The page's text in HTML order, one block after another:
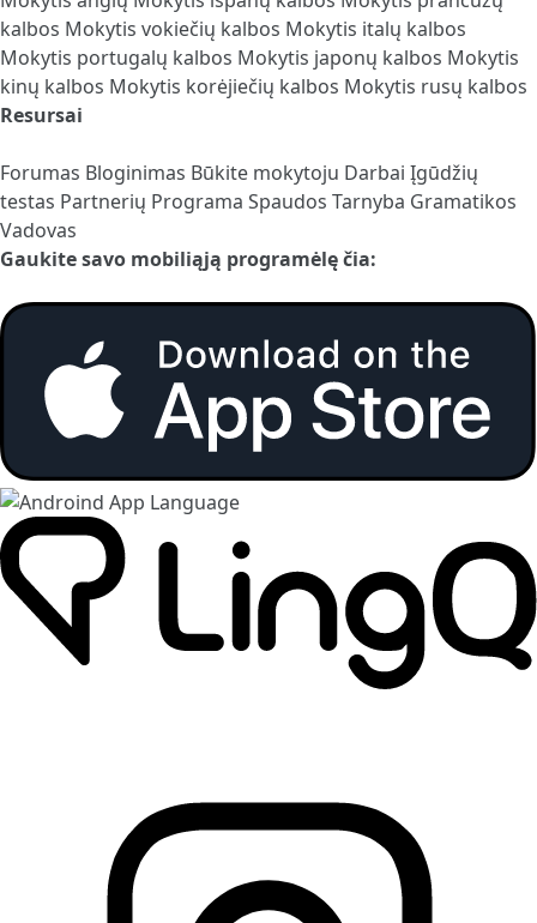
kalbos Mokytis vokiečių kalbos Mokytis italų kalbos
Mokytis portugalų kalbos Mokytis japonų kalbos Mokytis
kinų kalbos Mokytis korėjiečių kalbos Mokytis rusų kalbos
Resursai
Forumas Bloginimas Būkite mokytoju Darbai Įgūdžių
testas Partnerių Programa Spaudos Tarnyba Gramatikos
Vadovas
Gaukite savo mobiliąją programėlę čia: